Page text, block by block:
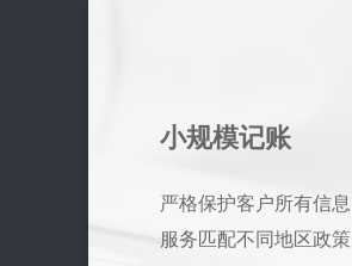
小规模记账
严格保护客户所有信
服务匹配不同地区政策